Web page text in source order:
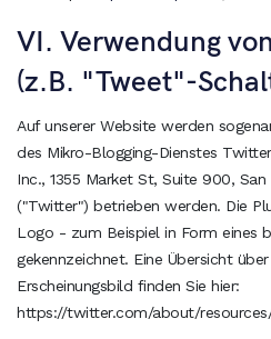
VI. Verwendung
(z.B. "Tweet"-
Auf unserer Website werden
des Mikro-Blogging-Dienstes
Inc., 1355 Market St, Suite 900, San
("Twitter") betrieben werden. Die
Logo - zum Beispiel in Form eines
gekennzeichnet. Eine Übersicht
Erscheinungsbild finden Sie hier:
https://twitter.com/about/